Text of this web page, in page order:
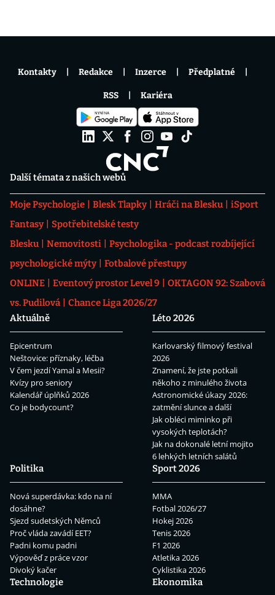
Další témata z našich webů
Moje Psychologie Blesk Tlapky Hráči na Blesku
iSport
Fantasy
Spotřebitelské testy
Blesku
Nemovitosti
Psychologika - podcast rozbíjející
psychologické mýty
Fotbalové přestupy
ONLINE
Eventový prostor Level 9
OKTAGON 92: Szabová
vs. Pudilová
Chance Liga 2026/27
Aktuálně
Epicentrum
Neštovice: příznaky, léčba
V čem jezdí Yamal a Mesii?
Kvízy pro seniory
Kalendář úplňků 2026
Co je bodycount?
Léto 2026
Karlovarský filmový festival
2026
Znamení, že jste potkali
někoho z minulého života
Astronomické úkazy 2026:
zatmění slunce a další
Jak obléci miminko při
vysokých teplotách?
Jak na dokonalé letní mojito
6 lehkých letních salátů
Politika
Nová superdávka: kdo na ní
dosáhne?
Sjezd sudetských Němců
Proč vláda zavádí EET?
Padni komu padni
Výpověď z práce vzor
Divoký kačer
Sport 2026
MMA
Fotbal 2026/27
Hokej 2026
Tenis 2026
F1 2026
Atletika 2026
Cyklistika 2026
Technologie
Ekonomika
Kontakty Redakce Inzerce Předplatné
RSS Kariéra